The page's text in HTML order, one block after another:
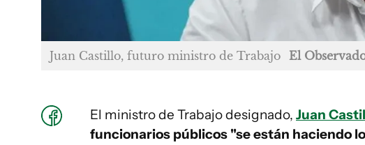
Juan Castillo, futuro ministro de Trabajo El
El ministro de Trabajo designado, Juan
funcionarios públicos "se están haciendo